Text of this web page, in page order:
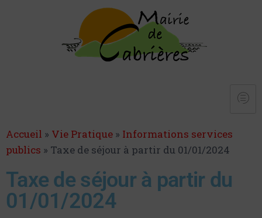
Accueil » Vie Pratique » Informations services
publics » Taxe de séjour à partir du 01/01/2024
Taxe de séjour à partir du
01/01/2024